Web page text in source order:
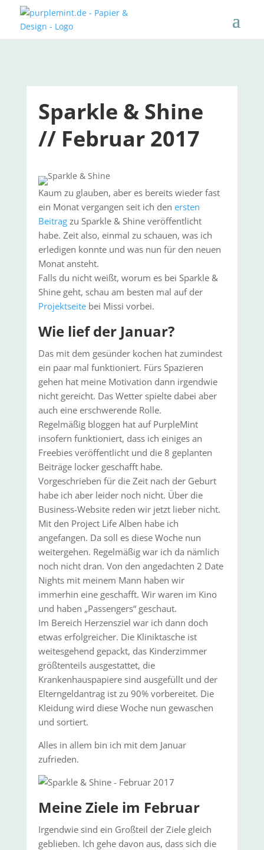
Sparkle & Shine
// Februar 2017
Kaum zu glauben, aber es bereits wieder fast
ein Monat vergangen seit ich den ersten
Beitragzu Sparkle & Shine veröffentlicht
habe. Zeit also, einmal zu schauen, was ich
erledigen konnte und was nun für den neuen
Monat ansteht.
Falls du nicht weißt, worum es bei Sparkle &
Shine geht, schau am besten mal auf der
Projektseitebei Missi vorbei.
Wie lief der Januar?
Das mit dem gesünder kochen hat zumindest
ein paar mal funktioniert. Fürs Spazieren
gehen hat meine Motivation dann irgendwie
nicht gereicht. Das Wetter spielte dabei aber
auch eine erschwerende Rolle.
Regelmäßig bloggen hat auf PurpleMint
insofern funktioniert, dass ich einiges an
Freebies veröffentlicht und die 8 geplanten
Beiträge locker geschafft habe.
Vorgeschrieben für die Zeit nach der Geburt
habe ich aber leider noch nicht. Über die
Business-Website reden wir jetzt lieber nicht.
Mit den Project Life Alben habe ich
angefangen. Da soll es diese Woche nun
weitergehen. Regelmäßig war ich da nämlich
noch nicht dran. Von den angedachten 2 Date
Nights mit meinem Mann haben wir
immerhin eine geschafft. Wir waren im Kino
und haben „Passengers“ geschaut.
Im Bereich Herzensziel war ich dann doch
etwas erfolgreicher. Die Kliniktasche ist
weitesgehend gepackt, das Kinderzimmer
größtenteils ausgestattet, die
Krankenhauspapiere sind ausgefüllt und der
Elterngeldantrag ist zu 90% vorbereitet. Die
Kleidung wird diese Woche nun gewaschen
und sortiert.
Alles in allem bin ich mit dem Januar
zufrieden.
Meine Ziele im Februar
Irgendwie sind ein Großteil der Ziele gleich
geblieben. Ich gehe davon aus, dass sich die